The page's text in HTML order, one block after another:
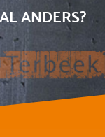
ANDERS?